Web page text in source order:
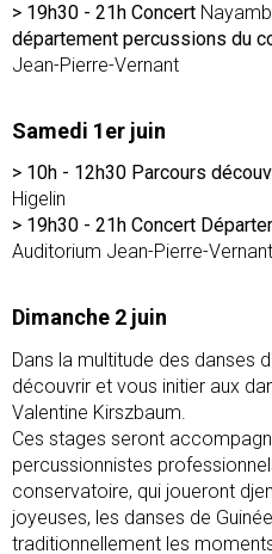
> 19h30 - 21h Concert
département percussions du
Jean-Pierre-Vernant
Samedi 1er juin
> 10h - 12h30 Parcours
Higelin
> 19h30 - 21h Concert
Auditorium Jean-Pierre-Vernant
Dimanche 2 juin
Dans la multitude des danses
découvrir et vous initier aux
Valentine Kirszbaum.
Ces stages seront
percussionnistes
conservatoire, qui joueront
joyeuses, les danses de
traditionnellement les